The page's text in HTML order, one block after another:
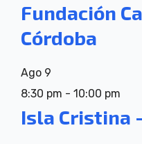
Fundación
Córdoba
Ago 9
8:30 pm - 10:00 pm
Isla Cristina